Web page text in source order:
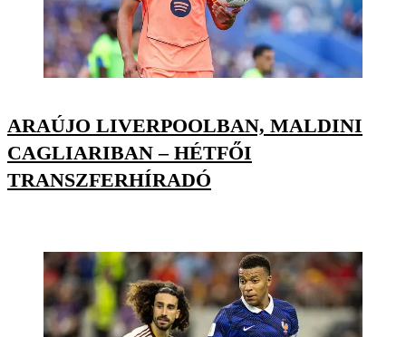
ARAÚJO LIVERPOOLBAN, MALDINI
CAGLIARIBAN – HÉTFŐI
TRANSZFERHÍRADÓ